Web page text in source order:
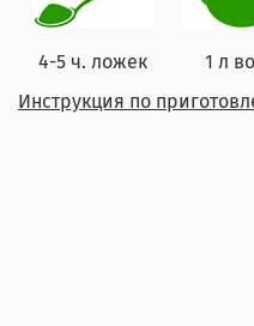
Инструкция по
4-5 ч. ложек 1 л